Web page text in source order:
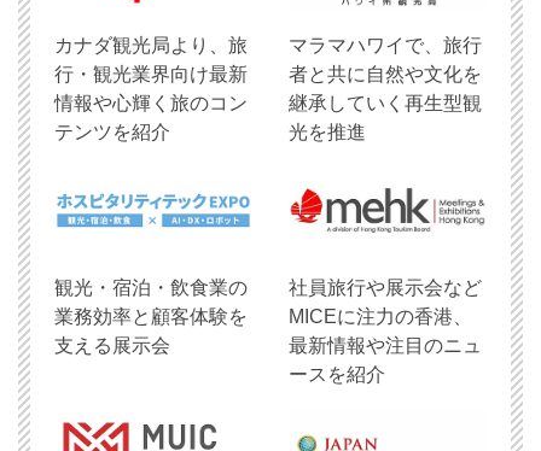
​カナダ観光局より、旅
行・観光業界向け最新
情報や心輝く旅のコン
テンツを紹介
マラマハワイで、旅行
者と共に自然や文化を
継承していく再生型観
光を推進
観光・宿泊・飲食業の
業務効率と顧客体験を
支える展示会
社員旅行や展示会など
MICEに注力の香港、
最新情報や注目のニュ
ースを紹介